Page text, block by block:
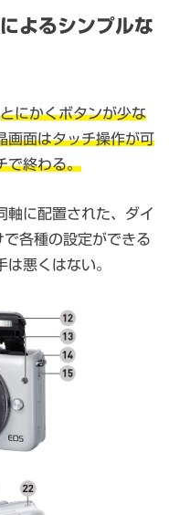
よるシンプルな
とにかくボタンが少な
画面はタッチ操作が可
で終わる。
軸に配置された、ダイ
各種の設定ができる
悪くはない。